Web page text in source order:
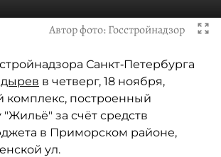
Автор фото:Госстройнадзор
Санкт‑Петербурга
в четверг, 18 ноября,
комплекс, построенный
за счёт средств
в Приморском районе,
ул.